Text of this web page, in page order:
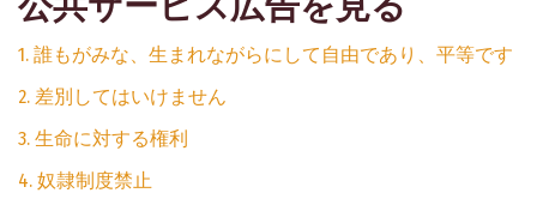
1. 誰もがみな、生まれながらにして自由であり、平等です
2. 差別してはいけません
3. 生命に対する権利
4. 奴隷制度禁止